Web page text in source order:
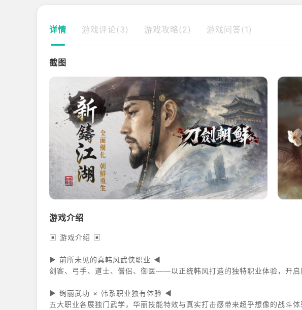
详情 游戏评论(3) 游戏攻略(2) 游戏问答(1)
截图
游戏介绍
▣ 游戏介绍 ▣
▶ 前所未见的真韩风武侠职业 ◀
剑客、弓手、道士、僧侣、御医——以正统韩风打造的独特职业体验，开启
▶ 绚丽武功 × 韩系职业独有体验 ◀
五大职业各展独门武学，华丽技能特效与真实打击感带来超乎想像的战斗体